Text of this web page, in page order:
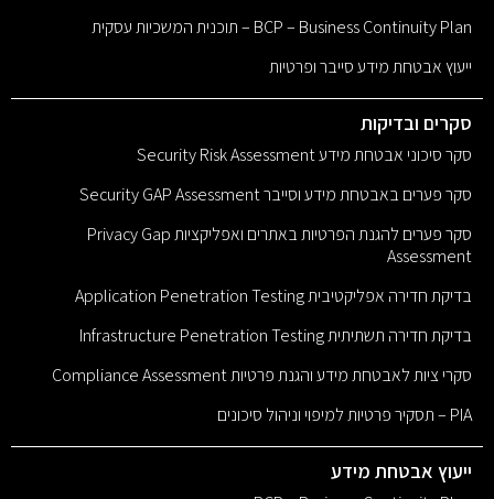
BCP – Business Continuity Plan – תוכנית המשכיות עסקית
ייעוץ אבטחת מידע סייבר ופרטיות
סקרים ובדיקות
סקר סיכוני אבטחת מידע Security Risk Assessment
סקר פערים באבטחת מידע וסייבר Security GAP Assessment
סקר פערים להגנת הפרטיות באתרים ואפליקציות Privacy Gap
Assessment
בדיקת חדירה אפליקטיבית Application Penetration Testing
בדיקת חדירה תשתיתית Infrastructure Penetration Testing
סקרי ציות לאבטחת מידע והגנת פרטיות Compliance Assessment
PIA – תסקיר פרטיות למיפוי וניהול סיכונים
ייעוץ אבטחת מידע